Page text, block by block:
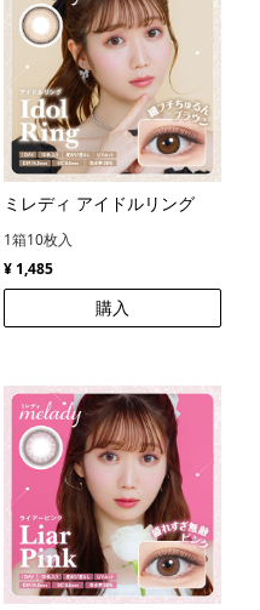
ミレディ アイドルリング
1箱10枚入
¥ 1,485
購入